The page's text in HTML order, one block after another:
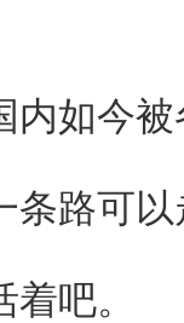
如今被
路可以
吧。